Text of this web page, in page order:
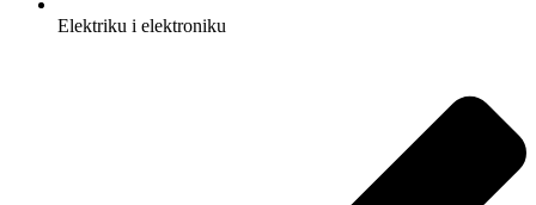
Elektriku i elektroniku